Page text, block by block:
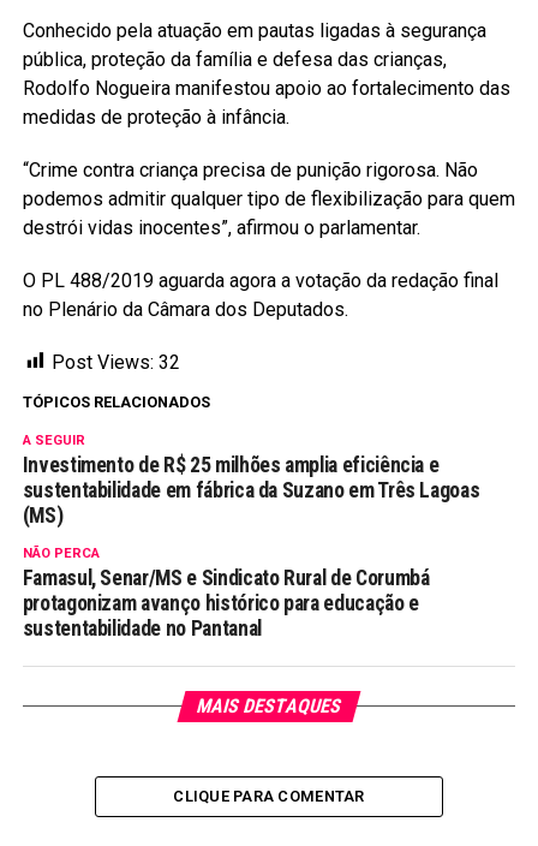
Conhecido pela atuação em pautas ligadas à segurança
pública, proteção da família e defesa das crianças,
Rodolfo Nogueira manifestou apoio ao fortalecimento das
medidas de proteção à infância.
“Crime contra criança precisa de punição rigorosa. Não
podemos admitir qualquer tipo de flexibilização para quem
destrói vidas inocentes”, afirmou o parlamentar.
O PL 488/2019 aguarda agora a votação da redação final
no Plenário da Câmara dos Deputados.
Post Views: 32
TÓPICOS RELACIONADOS
A SEGUIR
Investimento de R$ 25 milhões amplia eficiência e
sustentabilidade em fábrica da Suzano em Três Lagoas
(MS)
NÃO PERCA
Famasul, Senar/MS e Sindicato Rural de Corumbá
protagonizam avanço histórico para educação e
sustentabilidade no Pantanal
MAIS DESTAQUES
CLIQUE PARA COMENTAR